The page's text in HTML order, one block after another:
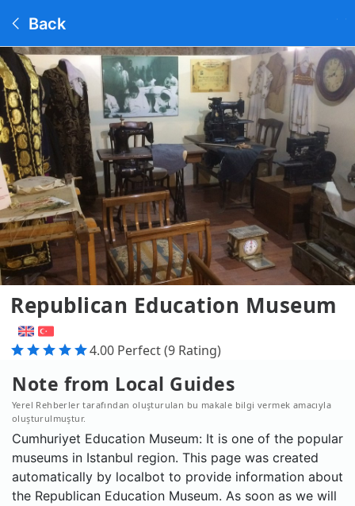
Back
Republican Education Museum
4.00 Perfect (9 Rating)
Note from Local Guides
Yerel Rehberler tarafından oluşturulan bu makale bilgi vermek amacıyla
oluşturulmuştur.
Cumhuriyet Education Museum: It is one of the popular
museums in Istanbul region. This page was created
automatically by localbot to provide information about
the Republican Education Museum. As soon as we will